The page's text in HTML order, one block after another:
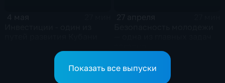
Показать все выпуски